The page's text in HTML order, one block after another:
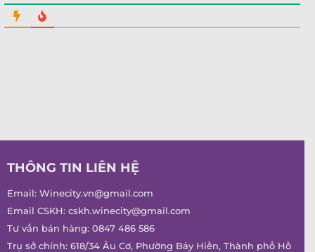
THÔNG TIN LIÊN HỆ
Email: Winecity.vn@gmail.com
Email CSKH: cskh.winecity@gmail.com
Tư vấn bán hàng: 0847 486 586
Trụ sở chính: 618/34 Âu Cơ, Phường Bảy Hiền, Thành phố Hồ